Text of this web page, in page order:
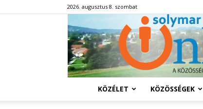
2026. augusztus 8. szombat
KÖZÉLET KÖZÖSSÉGEK